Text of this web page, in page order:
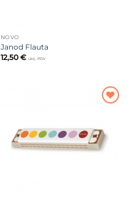
NOVO
Janod Flauta
12,50 € uklj. PDV